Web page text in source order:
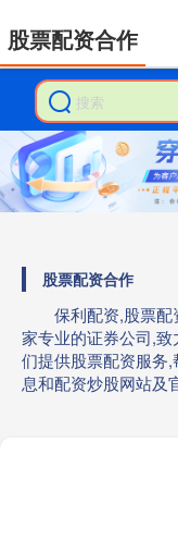
股票配资合作
保利配资,股票
家专业的证券公司,
们提供股票配资服务
息和配资炒股网站及
股票配资合作